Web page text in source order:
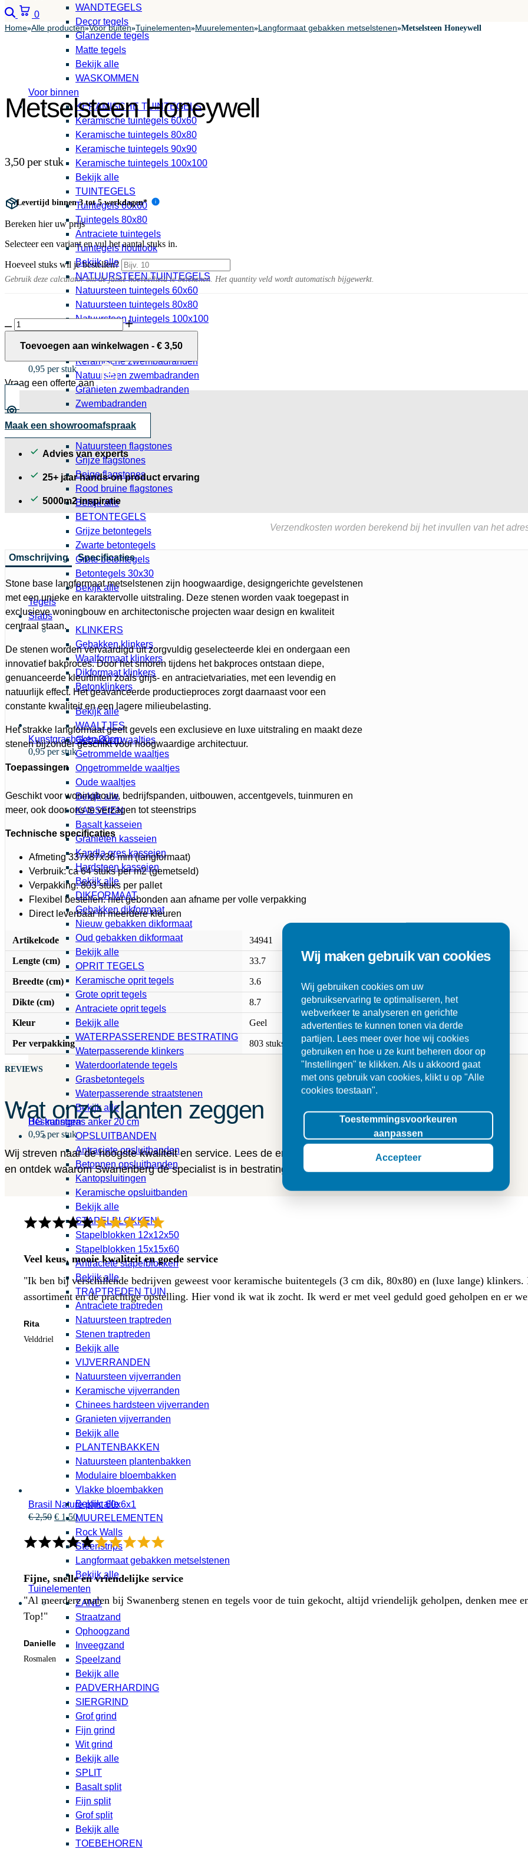
0,95 per stuk
Kunstgrashaken 30cm
0,95 per stuk
HG kunstgras anker 20 cm
0,95 per stuk
Brasil Nature plint 60x6x1
€2,50 Oorspronkelijke
was:
€ 2,50.
€ 1,50Huidige
prijs
is:
€ 1,50.
WANDTEGELS
Decor tegels
Glanzende tegels
Matte tegels
Bekijk alle
WASKOMMEN
Voor binnen
KERAMISCHE TUINTEGELS
Keramische tuintegels 60x60
Keramische tuintegels 80x80
Keramische tuintegels 90x90
Keramische tuintegels 100x100
Bekijk alle
TUINTEGELS
Tuintegels 60x60
Tuintegels 80x80
Antraciete tuintegels
Tuintegels houtlook
Bekijk alle
NATUURSTEEN TUINTEGELS
Natuursteen tuintegels 60x60
Natuursteen tuintegels 80x80
Natuursteen tuintegels 100x100
Bekijk alle
ZWEMBADRAND TEGELS
Keramische zwembadranden
Natuursteen zwembadranden
Granieten zwembadranden
Zwembadranden
FLAGSTONES
Natuursteen flagstones
Grijze flagstones
Beige flagstones
Rood bruine flagstones
Bekijk alle
BETONTEGELS
Grijze betontegels
Zwarte betontegels
Grote betontegels
Betontegels 30x30
Bekijk alle
Tegels
Slabs
KLINKERS
Gebakken klinkers
Waalformaat klinkers
Dikformaat klinkers
Betonklinkers
Bekijk alle
WAALTJES
Gebakken waaltjes
Getrommelde waaltjes
Ongetrommelde waaltjes
Oude waaltjes
Bekijk alle
KASSEIEN
Basalt kasseien
Granieten kasseien
Kandla gres kasseien
Hardsteen kasseien
Bekijk alle
DIKFORMAAT
Gebakken dikformaat
Nieuw gebakken dikformaat
Oud gebakken dikformaat
Bekijk alle
OPRIT TEGELS
Keramische oprit tegels
Grote oprit tegels
Antraciete oprit tegels
Bekijk alle
WATERPASSERENDE BESTRATING
Waterpasserende klinkers
Waterdoorlatende tegels
Grasbetontegels
Waterpasserende straatstenen
Bekijk alle
Bestratingen
OPSLUITBANDEN
Antraciete opsluitbanden
Betonnen opsluitbanden
Kantopsluitingen
Keramische opsluitbanden
Bekijk alle
STAPELBLOKKEN
Stapelblokken 12x12x50
Stapelblokken 15x15x60
Antraciete stapelblokken
Bekijk alle
TRAPTREDEN TUIN
Antraciete traptreden
Natuursteen traptreden
Stenen traptreden
Bekijk alle
VIJVERRANDEN
Natuursteen vijverranden
Keramische vijverranden
Chinees hardsteen vijverranden
Granieten vijverranden
Bekijk alle
PLANTENBAKKEN
Natuursteen plantenbakken
Modulaire bloembakken
Vlakke bloembakken
Bekijk alle
MUURELEMENTEN
Rock Walls
Steenstrips
Langformaat gebakken metselstenen
Bekijk alle
Tuinelementen
ZAND
Straatzand
Ophoogzand
Inveegzand
Speelzand
Bekijk alle
PADVERHARDING
SIERGRIND
Grof grind
Fijn grind
Wit grind
Bekijk alle
SPLIT
Basalt split
Fijn split
Grof split
Bekijk alle
TOEBEHOREN
Zoeken
0 Winkelwagen
Home»Alle producten»Voor buiten»Tuinelementen»Muurelementen»Langformaat gebakken metselstenen»Metselsteen Honeywell
Metselsteen Honeywell
3,50 per stuk
Levertijd binnen 3 tot 5 werkdagen* i
Bereken hier uw prijs
Selecteer een variant en vul het aantal stuks in.
Hoeveel stuks wil je bestellen?
Gebruik deze calculator om de juiste hoeveelheid te berekenen. Het quantity veld wordt automatisch bijgewerkt.
Metselsteen
Honeywell
aantal
Toevoegen aan winkelwagen - € 3,50
Vraag een offerte aan
Maak een showroomafspraak
Advies van experts
25+ jaar hands-on product ervaring
5000m2 inspiratie
Verzendkosten worden berekend bij het invullen van het
Omschrijving Specificaties
Stone base langformaat metselstenen zijn hoogwaardige, designgerichte gevelstenen
met een unieke en karaktervolle uitstraling. Deze stenen worden vaak toegepast in
exclusieve woningbouw en architectonische projecten waar design en kwaliteit
centraal staan.
De stenen worden vervaardigd uit zorgvuldig geselecteerde klei en ondergaan een
innovatief bakproces. Door het smoren tijdens het bakproces ontstaan diepe,
genuanceerde kleurtinten zoals grijs- en antracietvariaties, met een levendig en
natuurlijk effect. Het geavanceerde productieproces zorgt daarnaast voor een
constante kwaliteit en een lagere milieubelasting.
Het strakke langformaat geeft gevels een exclusieve en luxe uitstraling en maakt deze
stenen bijzonder geschikt voor hoogwaardige architectuur.
Toepassingen
Geschikt voor woningbouw, bedrijfspanden, uitbouwen, accentgevels, tuinmuren en
meer, ook door ons te verzagen tot steenstrips
Technische specificaties
Afmeting 337x87x36 mm (langformaat)
Verbruik: ca 64 stuks per m2 (gemetseld)
Verpakking: 803 stuks per pallet
Flexibel bestellen: niet gebonden aan afname per volle verpakking
Direct leverbaar in meerdere kleuren
Artikelcode 34941
Lengte (cm) 33.7
Breedte (cm) 3.6
Dikte (cm) 8.7
Kleur Geel
Per verpakking 803 stuks
REVIEWS
Wat onze klanten zeggen
Wij streven naar de hoogste kwaliteit en service. Lees de ervaringen van onze klanten
en ontdek waarom Swanenberg dé specialist is in bestrating en tegels.
Veel keus, mooie kwaliteit en goede service
"Ik ben bij verschillende bedrijven geweest voor keramische buitentegels (3 cm dik, 80x80) en (luxe lange)
assortiment en de prachtige opstelling. Hier vond ik wat ik zocht. Ik werd er met veel geduld goed geholpen en er
Rita
Velddriel
Fijne, snelle en vriendelijke service
"Al meerdere malen bij Swanenberg stenen en tegels voor de tuin gekocht, altijd vriendelijk geholpen, denken mee
Top!"
Danielle
Rosmalen
Wij maken gebruik van cookies
Wij gebruiken cookies om uw
gebruikservaring te optimaliseren, het
webverkeer te analyseren en gerichte
advertenties te kunnen tonen via derde
partijen. Lees meer over hoe wij cookies
gebruiken en hoe u ze kunt beheren door op
"Instellingen" te klikken. Als u akkoord gaat
met ons gebruik van cookies, klikt u op "Alle
cookies toestaan".
Toestemmingsvoorkeuren
aanpassen
Accepteer